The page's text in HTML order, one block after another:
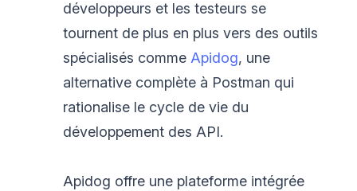
développeurs et les testeurs se
tournent de plus en plus vers des outils
spécialisés commeApidog, une
alternative complète à Postman qui
rationalise le cycle de vie du
développement des API.
Apidog offre une plateforme intégrée